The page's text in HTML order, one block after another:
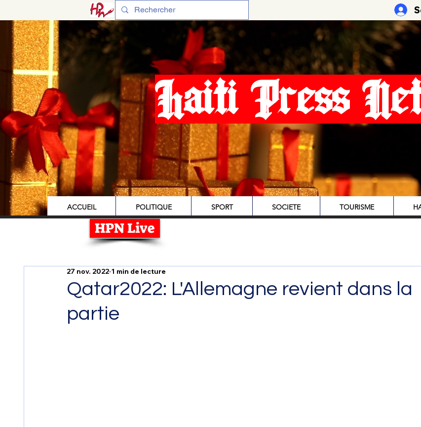
Haiti Press
ACCUEIL POLITIQUE SPORT SOCIETE TOURISME
HPN Live
Qatar2022: L'Allemagne revient dans la
partie
27 nov. 2022 1 min de lecture